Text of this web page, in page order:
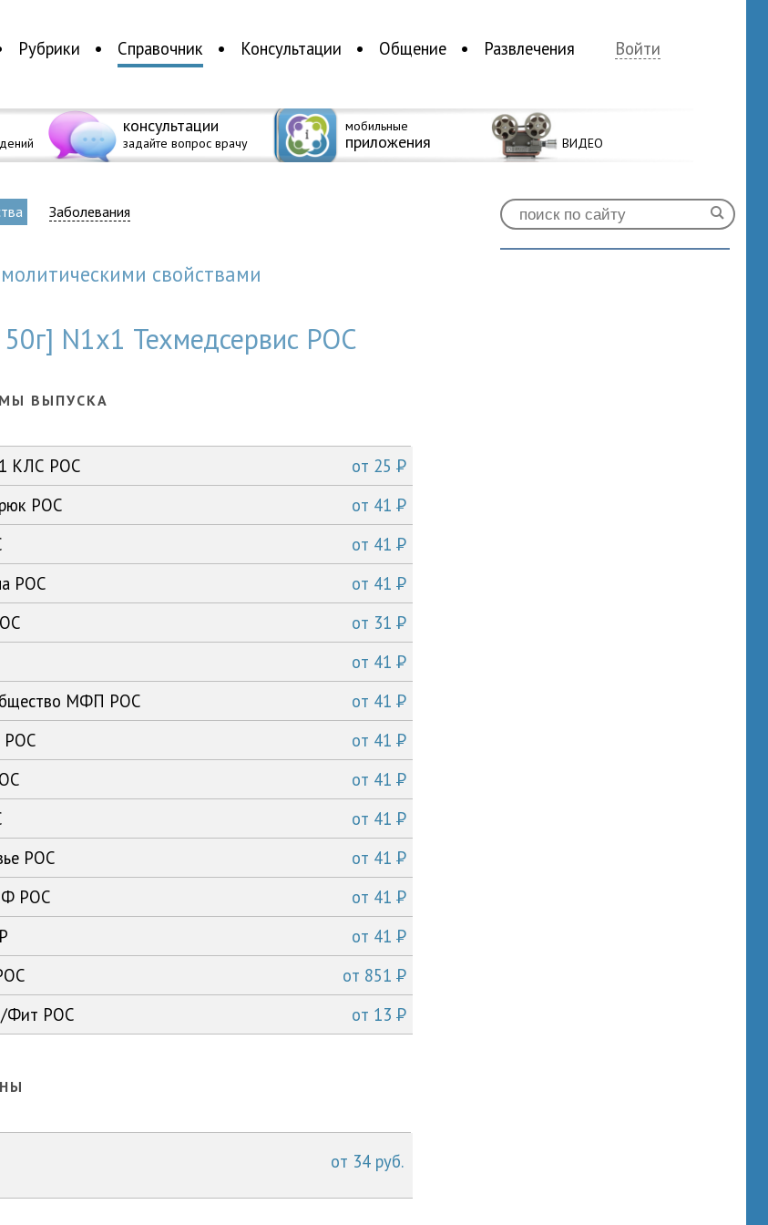
Рубрики Справочник Консультации Общение Развлечения Войти
консультации
задайте вопрос врачу
мобильные
приложения ВИДЕО
Заболевания
свойствами
N1x1 Техмедсервис РОС
ВЫПУСКА
от 25P
КЛС РОС
от 41P
РОС
от 41P
от 41P
РОС
от 31P
от 41P
от 41P
МФП РОС
от 41P
РОС
от 41P
от 41P
от 41P
РОС
от 41P
РОС
от 41P
от 851P
от 13P
Фит РОС
от 34 руб.